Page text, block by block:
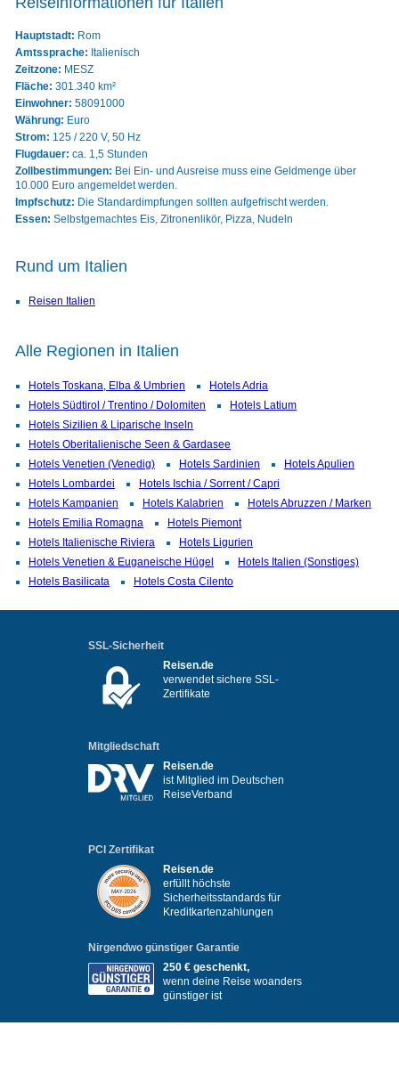
Hauptstadt: Rom
Amtssprache: Italienisch
Zeitzone: MESZ
Fläche: 301.340 km²
Einwohner: 58091000
Währung: Euro
Strom: 125 / 220 V, 50 Hz
Flugdauer: ca. 1,5 Stunden
Zollbestimmungen: Bei Ein- und Ausreise muss eine Geldmenge über
10.000 Euro angemeldet werden.
Impfschutz: Die Standardimpfungen sollten aufgefrischt werden.
Essen: Selbstgemachtes Eis, Zitronenlikör, Pizza, Nudeln
Rund um Italien
Reisen Italien
Alle Regionen in Italien
Hotels Toskana, Elba & Umbrien
Hotels Adria
Hotels Südtirol / Trentino / Dolomiten
Hotels Latium
Hotels Sizilien & Liparische Inseln
Hotels Oberitalienische Seen & Gardasee
Hotels Venetien (Venedig)
Hotels Sardinien
Hotels Apulien
Hotels Lombardei
Hotels Ischia / Sorrent / Capri
Hotels Kampanien
Hotels Kalabrien
Hotels Abruzzen / Marken
Hotels Emilia Romagna
Hotels Piemont
Hotels Italienische Riviera
Hotels Ligurien
Hotels Venetien & Euganeische Hügel
Hotels Italien (Sonstiges)
Hotels Basilicata
Hotels Costa Cilento
SSL-Sicherheit
Reisen.de
verwendet sichere SSL-
Zertifikate
Mitgliedschaft
Reisen.de
ist Mitglied im Deutschen
ReiseVerband
PCI Zertifikat
Reisen.de
erfüllt höchste
Sicherheitsstandards für
Kreditkartenzahlungen
Nirgendwo günstiger Garantie
250 € geschenkt,
wenn deine Reise woanders
günstiger ist